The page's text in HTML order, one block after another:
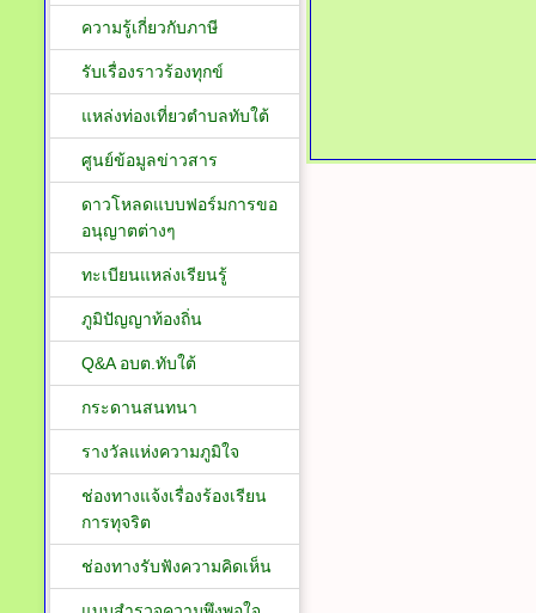
ความรู้เกี่ยวกับภาษี
รับเรื่องราวร้องทุกข์
แหล่งท่องเที่ยวตำบลทับใต้
ศูนย์ข้อมูลข่าวสาร
ดาวโหลดแบบฟอร์มการขอ
อนุญาตต่างๆ
ทะเบียนแหล่งเรียนรู้
ภูมิปัญญาท้องถิ่น
Q&A อบต.ทับใต้
กระดานสนทนา
รางวัลแห่งความภูมิใจ
ช่องทางแจ้งเรื่องร้องเรียน
การทุจริต
ช่องทางรับฟังความคิดเห็น